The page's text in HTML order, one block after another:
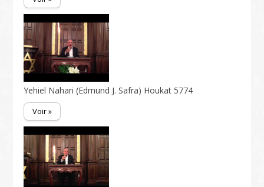
Yehiel Nahari (Edmund J. Safra) Houkat 5774
Voir »